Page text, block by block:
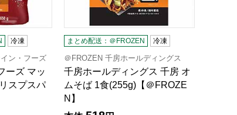
冷凍
ン・フーズ
ーズ マッ
スプスパ
まとめ配送：＠FROZEN 冷凍
＠FROZEN 千房ホールディングス
千房ホールディングス 千房 オ
ムそば 1食(255g)【＠FROZE
N】